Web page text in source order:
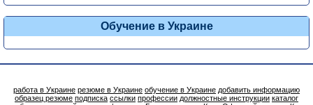
Обучение в Украине
работа в Украине резюме в Украине обучение в Украине добавить информацию
образец резюме подписка ссылки профессии должностные инструкции каталог